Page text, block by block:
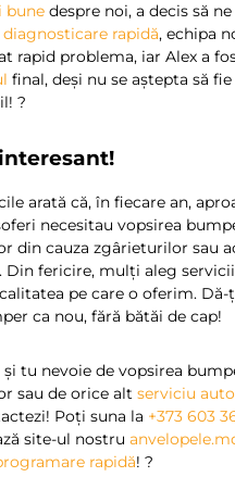
bune despre noi, a decis să
diagnosticare rapidă, echipa
rapid problema, iar Alex a
final, deși nu se aștepta să
?
arată că, în fiecare an,
necesitau vopsirea
din cauza zgârieturilor sau
Din fericire, mulți aleg
pe care o oferim. Dă-
ca nou, fără bătăi de cap!
și tu nevoie de vopsirea
sau de orice alt serviciu auto
Poți suna la +373 603
site-ul nostru
rapidă! ?